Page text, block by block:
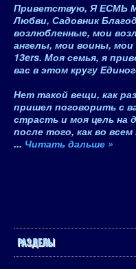
Приветствую, Я ЕСМЬ
Любви, Садовник
возлюбленные, мои
ангелы, мои воины, мои
13ers. Моя семья, я
вас в этом кругу
Нет такой вещи, как
пришел поговорить с
страсть и моя цель на
после того, как во
... Читать дальше »
РАЗДЕЛЫ